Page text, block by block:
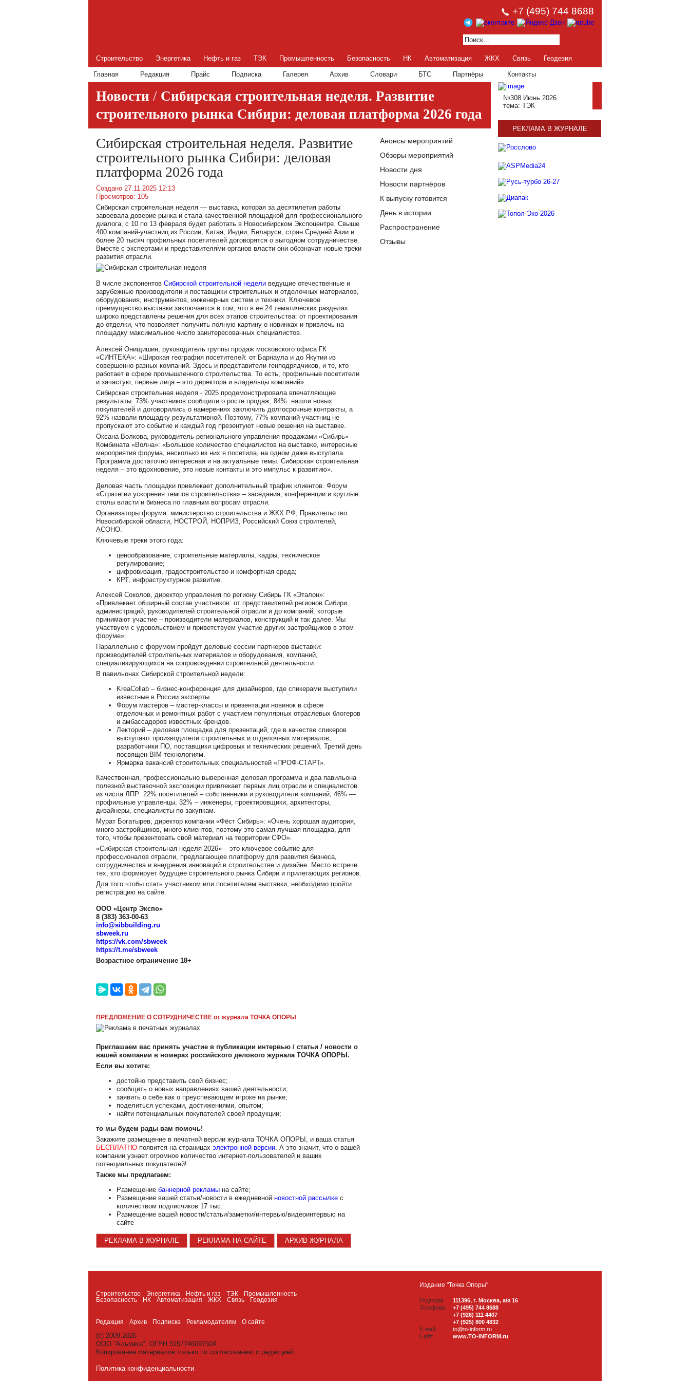
+7 (495) 744 8688
Строительство Энергетика Нефть и газ ТЭК Промышленность Безопасность НК Автоматизация ЖКХ Связь Геодезия
Главная Редакция Прайс Подписка Галерея Архив Словари БТС Партнёры Контакты
Новости / Сибирская строительная неделя. Развитие
строительного рынка Сибири: деловая платформа 2026 года
Сибирская строительная неделя. Развитие
строительного рынка Сибири: деловая
платформа 2026 года
Создано 27.11.2025 12:13
Просмотров: 105
Сибирская строительная неделя — выставка, которая за десятилетия работы
завоевала доверие рынка и стала качественной площадкой для профессионального
диалога, с 10 по 13 февраля будет работать в Новосибирском Экспоцентре. Свыше
400 компаний-участниц из России, Китая, Индии, Беларуси, стран Средней Азии и
более 20 тысяч профильных посетителей договорятся о выгодном сотрудничестве.
Вместе с экспертами и представителями органов власти они обозначат новые треки
развития отрасли.
В числе экспонентов Сибирской строительной недели ведущие отечественные и
зарубежные производители и поставщики строительных и отделочных материалов,
оборудования, инструментов, инженерных систем и техники. Ключевое
преимущество выставки заключается в том, что в ее 24 тематических разделах
широко представлены решения для всех этапов строительства: от проектирования
до отделки, что позволяет получить полную картину о новинках и привлечь на
площадку максимальное число заинтересованных специалистов.
Алексей Онищишин, руководитель группы продаж московского офиса ГК
«СИНТЕКА»: «Широкая география посетителей: от Барнаула и до Якутии из
совершенно разных компаний. Здесь и представители генподрядчиков, и те, кто
работает в сфере промышленного строительства. То есть, профильные посетители
и зачастую, первые лица – это директора и владельцы компаний».
Сибирская строительная неделя - 2025 продемонстрировала впечатляющие
результаты: 73% участников сообщили о росте продаж, 84% нашли новых
покупателей и договорились о намерениях заключить долгосрочные контракты, а
92% назвали площадку результативной. Поэтому, 77% компаний-участниц не
пропускают это событие и каждый год презентуют новые решения на выставке.
Оксана Волкова, руководитель регионального управления продажами «Сибирь»
Комбината «Волна»: «Большое количество специалистов на выставке, интересные
мероприятия форума, несколько из них я посетила, на одном даже выступала.
Программа достаточно интересная и на актуальные темы. Сибирская строительная
неделя – это вдохновение, это новые контакты и это импульс к развитию».
Деловая часть площадки привлекает дополнительный трафик клиентов. Форум
«Стратегии ускорения темпов строительства» – заседания, конференции и круглые
столы власти и бизнеса по главным вопросам отрасли.
Организаторы форума: министерство строительства и ЖКХ РФ, Правительство
Новосибирской области, НОСТРОЙ, НОПРИЗ, Российский Союз строителей,
АСОНО.
Ключевые треки этого года:
ценообразование, строительные материалы, кадры, техническое
регулирование;
цифровизация, градостроительство и комфортная среда;
КРТ, инфраструктурное развитие.
Алексей Соколов, директор управления по региону Сибирь ГК «Эталон»:
«Привлекает обширный состав участников: от представителей регионов Сибири,
администраций, руководителей строительной отрасли и до компаний, которые
принимают участие – производители материалов, конструкций и так далее. Мы
участвуем с удовольствием и приветствуем участие других застройщиков в этом
форуме».
Параллельно с форумом пройдут деловые сессии партнеров выставки:
производителей строительных материалов и оборудования, компаний,
специализирующихся на сопровождении строительной деятельности.
В павильонах Сибирской строительной недели:
KreaCollab – бизнес-конференция для дизайнеров, где спикерами выступили
известные в России эксперты.
Форум мастеров – мастер-классы и презентации новинок в сфере
отделочных и ремонтных работ с участием популярных отраслевых блогеров
и амбассадоров известных брендов.
Лекторий – деловая площадка для презентаций, где в качестве спикеров
выступают производители строительных и отделочных материалов,
разработчики ПО, поставщики цифровых и технических решений. Третий день
посвящен BIM-технологиям.
Ярмарка вакансий строительных специальностей «ПРОФ-СТАРТ».
Качественная, профессионально выверенная деловая программа и два павильона
полезной выставочной экспозиции привлекает первых лиц отрасли и специалистов
из числа ЛПР: 22% посетителей – собственники и руководители компаний, 46% —
профильные управленцы, 32% – инженеры, проектировщики, архитекторы,
дизайнеры, специалисты по закупкам.
Мурат Богатырев, директор компании «Фёст Сибирь»: «Очень хорошая аудитория,
много застройщиков, много клиентов, поэтому это самая лучшая площадка, для
того, чтобы презентовать свой материал на территории СФО».
«Сибирская строительная неделя-2026» – это ключевое событие для
профессионалов отрасли, предлагающее платформу для развития бизнеса,
сотрудничества и внедрения инноваций в строительстве и дизайне. Место встречи
тех, кто формирует будущее строительного рынка Сибири и прилегающих регионов.
Для того чтобы стать участником или посетителем выставки, необходимо пройти
регистрацию на сайте.
ООО «Центр Экспо»
8 (383) 363-00-63
info@sibbuilding.ru
sbweek.ru
https://vk.com/sbweek
https://t.me/sbweek
Возрастное ограничение 18+
ПРЕДЛОЖЕНИЕ О СОТРУДНИЧЕСТВЕ от журнала ТОЧКА ОПОРЫ
Приглашаем вас принять участие в публикации интервью / статьи / новости о
вашей компании в номерах российского делового журнала ТОЧКА ОПОРЫ.
Если вы хотите:
достойно представить свой бизнес;
сообщить о новых направлениях вашей деятельности;
заявить о себе как о преуспевающем игроке на рынке;
поделиться успехами, достижениями, опытом;
найти потенциальных покупателей своей продукции;
то мы будем рады вам помочь!
Закажите размещение в печатной версии журнала ТОЧКА ОПОРЫ, и ваша статья
БЕСПЛАТНО появится на страницах электронной версии. А это значит, что о вашей
компании узнает огромное количество интернет-пользователей и ваших
потенциальных покупателей!
Также мы предлагаем:
Размещение баннерной рекламы на сайте;
Размещение вашей статьи/новости в ежедневной новостной рассылке с
количеством подписчиков 17 тыс.
Размещение вашей новости/статьи/заметки/интервью/видеоинтервью на
сайте
РЕКЛАМА В ЖУРНАЛЕ РЕКЛАМА НА САЙТЕ АРХИВ ЖУРНАЛА
Анонсы мероприятий
Обзоры мероприятий
Новости дня
Новости партнёров
К выпуску готовится
День в истории
Распространение
Отзывы
№308 Июнь 2026
тема: ТЭК
РЕКЛАМА В ЖУРНАЛЕ
Строительство
Энергетика Нефть и газ ТЭК
Промышленность
Безопасность
НК Автоматизация ЖКХ Связь
Геодезия
Редакция
Архив Подписка Рекламодателям О сайте
(c) 2009-2026
ООО "Альмега", ОГРН 5157746097504
Копирование материалов только по согласованию с редакцией
Политика конфиденциальности
Издание "Точка Опоры"
Редакция 111396, г. Москва, а/я 16
Телефоны
+7 (495) 744 8688
+7 (926) 111 4407
+7 (925) 800 4832
E-mail: to@to-inform.ru
Сайт: www.TO-INFORM.ru